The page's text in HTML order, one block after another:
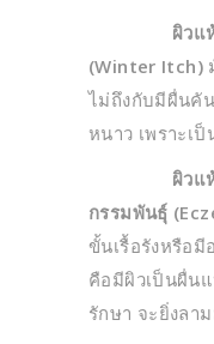
ผิวแห้งเกิ
(Winter Itch)
ไม่ถึงกับมีผื่นคั
หนาว เพราะเ
ผิวแห้งเกิ
กรรมพันธุ์
ขั้นเรื้อรังหรือมี
คือมีผิวเป็นผื่น
รักษา จะยิ่งลา